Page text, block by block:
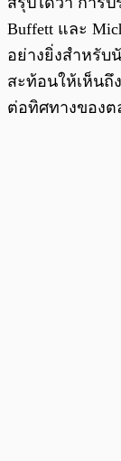
Buffett และ
อย่างยิ่งสำหรับ
สะท้อนให้เห็นถึ
ต่อทิศทางของ